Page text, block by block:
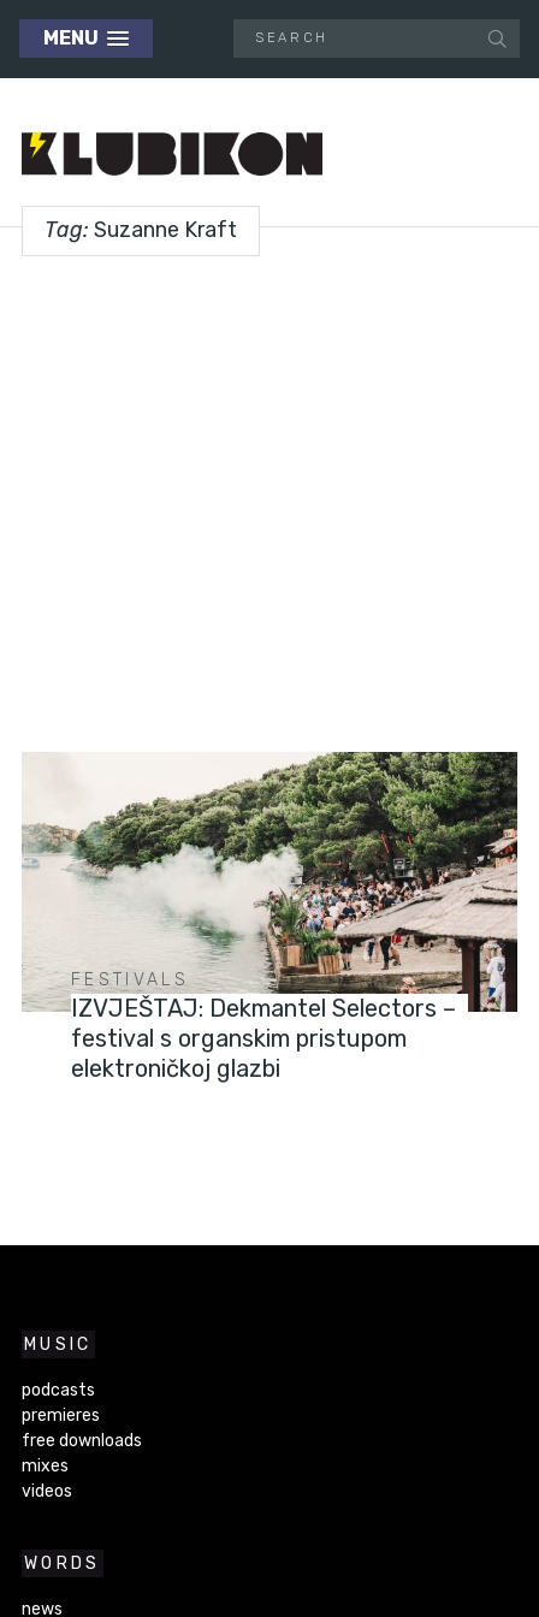
MENU
Tag: Suzanne Kraft
FESTIVALS
IZVJEŠTAJ: Dekmantel Selectors –
festival s organskim pristupom
elektroničkoj glazbi
MUSIC
podcasts
premieres
free downloads
mixes
videos
WORDS
news